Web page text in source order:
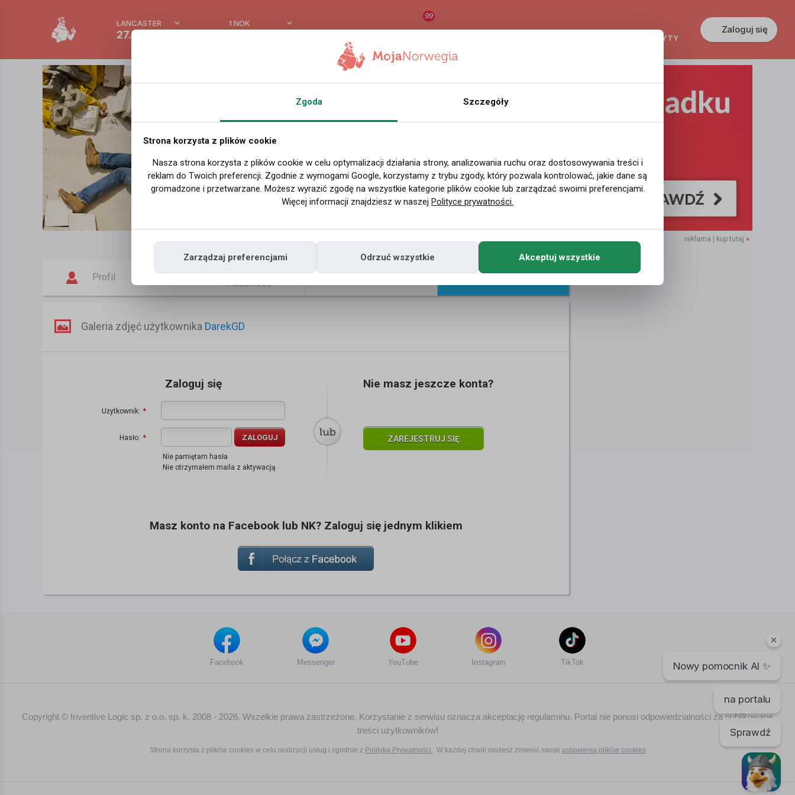
Nowy pomocnik AI ✨
na portalu
Sprawdź
LANCASTER
27.7 °C
1 NOK
99
KREDYTY
Zaloguj się
reklama | kup tutaj »
Profil
Napisz
wiadomość
Znajomi Galeria
Galeria zdjęć użytkownika DarekGD
Zaloguj się
Użytkownik: *
Hasło: * ZALOGUJ
Nie pamiętam hasła
Nie otrzymałem maila z aktywacją
Nie masz jeszcze konta?
ZAREJESTRUJ SIĘ
Masz konto na Facebook lub NK? Zaloguj się jednym klikiem
Facebook Messenger YouTube Instagram TikTok
Copyright © Inventive Logic sp. z o.o. sp. k. 2008 - 2026. Wszelkie prawa zastrzeżone. Korzystanie z serwisu oznacza akceptację regulaminu. Portal nie ponosi odpowiedzialności za publikowane
treści użytkowników!
Strona korzysta z plików cookies w celu realizacji usług i zgodnie z Polityką Prywatności. W każdej chwili możesz zmienić swoje ustawienia plików cookies
Zgoda Szczegóły
Strona korzysta z plików cookie
Nasza strona korzysta z plików cookie w celu optymalizacji działania strony, analizowania ruchu oraz dostosowywania treści i
reklam do Twoich preferencji. Zgodnie z wymogami Google, korzystamy z trybu zgody, który pozwala kontrolować, jakie dane są
gromadzone i przetwarzane. Możesz wyrazić zgodę na wszystkie kategorie plików cookie lub zarządzać swoimi preferencjami.
Więcej informacji znajdziesz w naszej Polityce prywatności.
Zarządzaj preferencjami Odrzuć wszystkie Akceptuj wszystkie